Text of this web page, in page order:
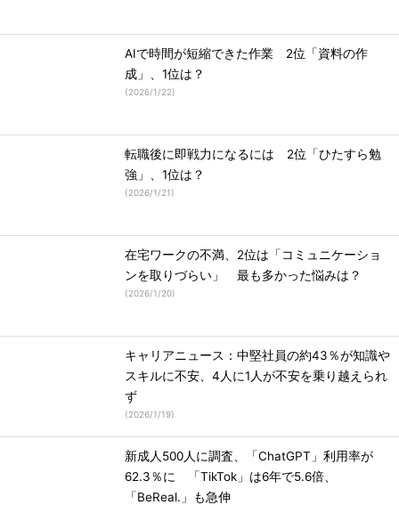
AIで時間が短縮できた作業 2位「資料の作
成」、1位は？
(2026/1/22)
転職後に即戦力になるには 2位「ひたすら勉
強」、1位は？
(2026/1/21)
在宅ワークの不満、2位は「コミュニケーショ
ンを取りづらい」 最も多かった悩みは？
(2026/1/20)
キャリアニュース：中堅社員の約43％が知識や
スキルに不安、4人に1人が不安を乗り越えられ
ず
(2026/1/19)
新成人500人に調査、「ChatGPT」利用率が
62.3％に 「TikTok」は6年で5.6倍、
「BeReal.」も急伸